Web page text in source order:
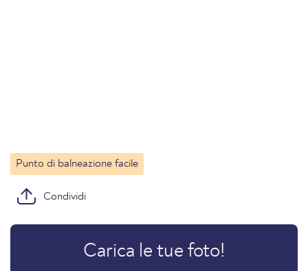
Punto di balneazione facile
Condividi
Carica le tue foto!